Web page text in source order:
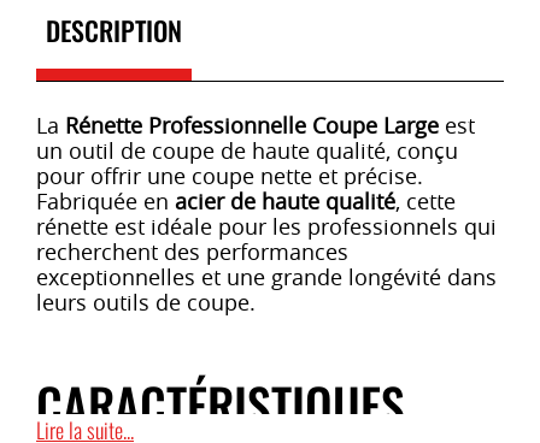
DESCRIPTION
La Rénette Professionnelle Coupe Large est
un outil de coupe de haute qualité, conçu
pour offrir une coupe nette et précise.
Fabriquée en acier de haute qualité, cette
rénette est idéale pour les professionnels qui
recherchent des performances
exceptionnelles et une grande longévité dans
leurs outils de coupe.
CARACTÉRISTIQUES
Lire la suite...